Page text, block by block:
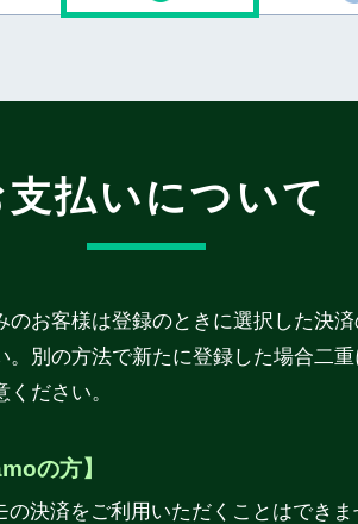
支払いについて
のお客様は登録のときに選択した決
。別の方法で新たに登録した場合二
ださい。
の方】
の決済をご利用いただくことはでき